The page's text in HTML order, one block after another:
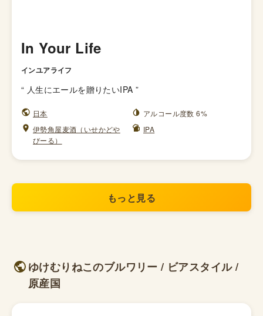
In Your Life
インユアライフ
“ 人生にエールを贈りたいIPA ”
日本
アルコール度数 6%
伊勢角屋麦酒（いせかどや
びーる）
IPA
もっと見る
ゆけむりねこのブルワリー / ビアスタイル /
原産国